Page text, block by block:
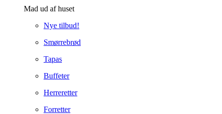
Mad ud af huset
Nye tilbud!
Smørrebrød
Tapas
Buffeter
Herreretter
Forretter